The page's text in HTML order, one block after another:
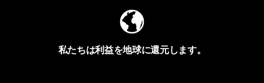
私たちは利益を地球に還元します。